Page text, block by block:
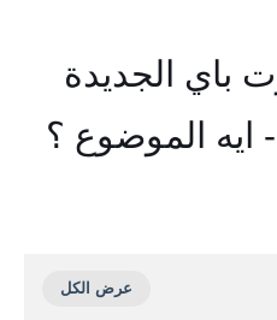
باي الجديدة
ايه الموضوع ؟